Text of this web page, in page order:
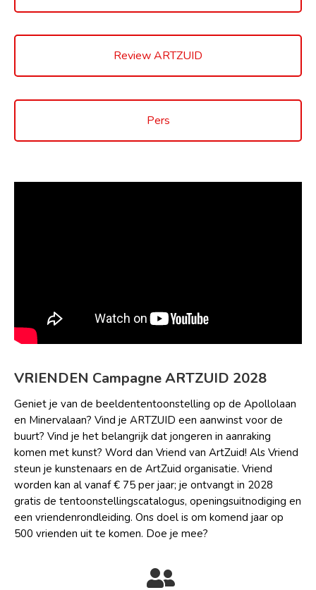
Review ARTZUID
Pers
VRIENDEN Campagne ARTZUID 2028
Geniet je van de beeldententoonstelling op de Apollolaan
en Minervalaan? Vind je ARTZUID een aanwinst voor de
buurt? Vind je het belangrijk dat jongeren in aanraking
komen met kunst? Word dan Vriend van ArtZuid! Als Vriend
steun je kunstenaars en de ArtZuid organisatie. Vriend
worden kan al vanaf € 75 per jaar; je ontvangt in 2028
gratis de tentoonstellingscatalogus, openingsuitnodiging en
een vriendenrondleiding. Ons doel is om komend jaar op
500 vrienden uit te komen. Doe je mee?